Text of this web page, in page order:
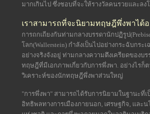
มากเกินไป ซึ่งชอบที่จะให้รางวัลคนรวยและล
เราสามารถที่จะนิยามทฤษฎีพึ่งพาได้อย่
การถกเถียงกันท่ามกลางบรรดานักปฏิรูป
โลก(Wallerstein) กำลังเป็นไปอย่างกระฉับกร
อย่างจริงจังอยู่ ท่ามกลางความตึงเครียดของ
ทฤษฎีที่มีเอกภาพเกี่ยวกับการพึ่งพา. อย่างไรก็
วิเคราะห์ของนักทฤษฎีพึ่งพาส่วนใหญ่
"การพึ่งพา" สามารถได้รับการนิยามในฐานะที่
อิทธิพลทางการเมืองภายนอก, เศรษฐกิจ, แล